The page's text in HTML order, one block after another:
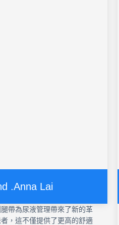
.Anna Lai
帶為尿液管理帶來了新的革
，這不僅提供了更高的舒適